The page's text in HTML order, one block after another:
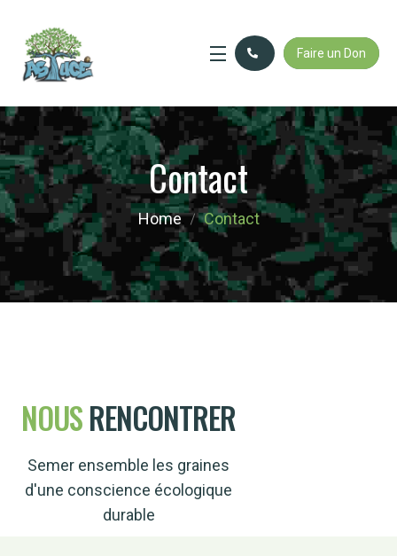
Faire un Don
Contact
Home Contact
NOUSRENCONTRER
Semer ensemble les graines
d'une conscience écologique
durable